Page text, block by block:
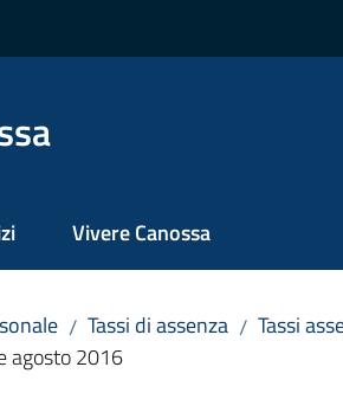
Vivere Canossa
/ Tassi di assenza / Tassi
agosto 2016